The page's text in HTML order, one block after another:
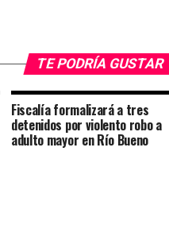
TE PODRÍA GUSTAR
Fiscalía formalizará a tres
detenidos por violento robo a
adulto mayor en Río Bueno